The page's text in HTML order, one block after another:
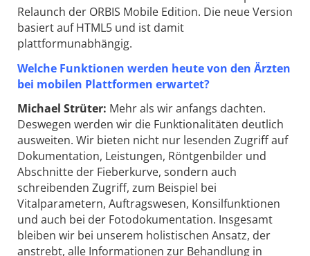
Relaunch der ORBIS Mobile Edition. Die neue Version
basiert auf HTML5 und ist damit
plattformunabhängig.
Welche Funktionen werden heute von den Ärzten
bei mobilen Plattformen erwartet?
Michael Strüter: Mehr als wir anfangs dachten.
Deswegen werden wir die Funktionalitäten deutlich
ausweiten. Wir bieten nicht nur lesenden Zugriff auf
Dokumentation, Leistungen, Röntgenbilder und
Abschnitte der Fieberkurve, sondern auch
schreibenden Zugriff, zum Beispiel bei
Vitalparametern, Auftragswesen, Konsilfunktionen
und auch bei der Fotodokumentation. Insgesamt
bleiben wir bei unserem holistischen Ansatz, der
anstrebt, alle Informationen zur Behandlung in